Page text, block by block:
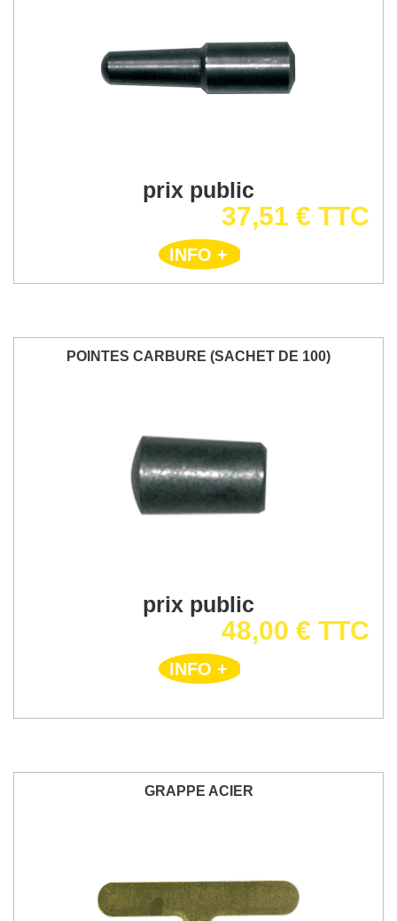
prix public
37,51 € TTC
INFO +
POINTES CARBURE (SACHET DE 100)
prix public
48,00 € TTC
INFO +
GRAPPE ACIER